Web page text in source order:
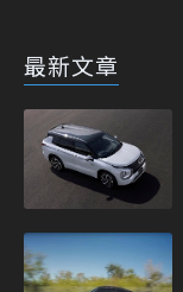
最新文章